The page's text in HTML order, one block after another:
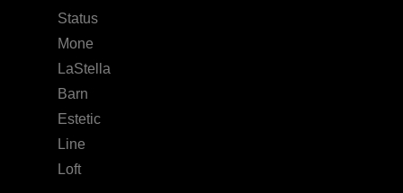
Status
Mone
LaStella
Barn
Estetic
Line
Loft